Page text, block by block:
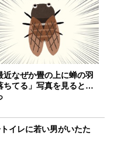
近なぜか畳の上に蝉の羽
ちてる」写真を見ると…
イレに若い男がいたた